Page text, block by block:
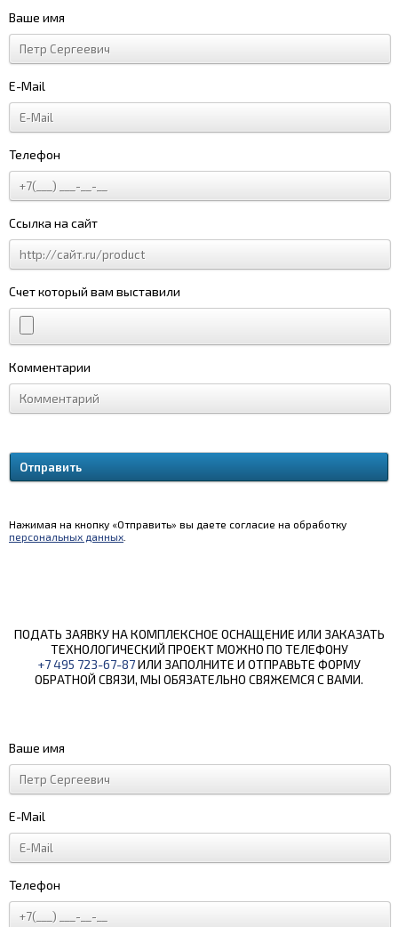
Ваше имя
E-Mail
Телефон
Ссылка на сайт
Счет который вам выставили
Комментарии
Нажимая на кнопку «Отправить» вы даете согласие на обработку
персональных данных
ПОДАТЬ ЗАЯВКУ НА КОМПЛЕКСНОЕ ОСНАЩЕНИЕ ИЛИ ЗАКАЗАТЬ
ТЕХНОЛОГИЧЕСКИЙ ПРОЕКТ МОЖНО ПО ТЕЛЕФОНУ
+7 495 723-67-87ИЛИ ЗАПОЛНИТЕ И ОТПРАВЬТЕ ФОРМУ
ОБРАТНОЙ СВЯЗИ, МЫ ОБЯЗАТЕЛЬНО СВЯЖЕМСЯ С ВАМИ.
Ваше имя
E-Mail
Телефон